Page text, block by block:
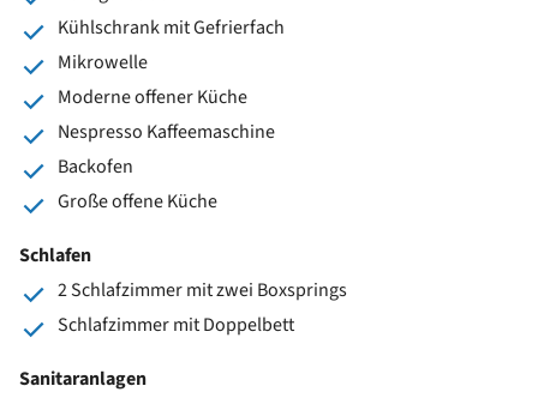
Kühlschrank mit Gefrierfach
Mikrowelle
Moderne offener Küche
Nespresso Kaffeemaschine
Backofen
Große offene Küche
Schlafen
2 Schlafzimmer mit zwei Boxsprings
Schlafzimmer mit Doppelbett
Sanitaranlagen